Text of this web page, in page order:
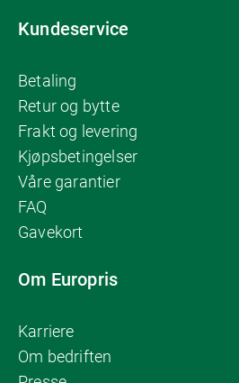
Kundeservice
Betaling
Retur og bytte
Frakt og levering
Kjøpsbetingelser
Våre garantier
FAQ
Gavekort
Om Europris
Karriere
Om bedriften